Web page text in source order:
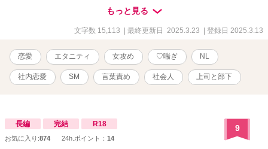
す。また、滅多にしないＮＬなので、重ねて緩く見て頂ければ。 一
応Ｒをつけております。少し性的表現を含む展開になるかもしれま
せん。読み切りの予定です。 お気軽にコメント頂けると嬉しいで
もっと見る
文字数 15,113 | 最終更新日 2025.3.23 | 登録日 2025.3.13
恋愛 エタニティ 女攻め ♡喘ぎ NL
社内恋愛 SM 言葉責め 社会人 上司と部下
長編 完結 R18
お気に入り:874 24h.ポイント： 14
9